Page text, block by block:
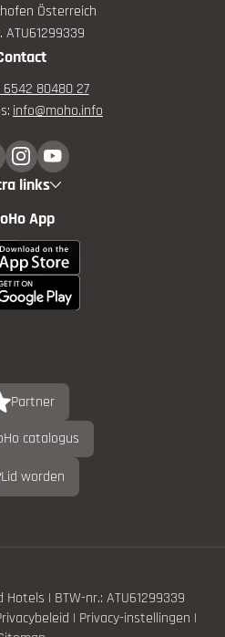
Österreich
ATU61299339
6542 80480 27
info@moho.info
links
App
Partner
catalogus
Lid worden
Hotels | BTW-nr.: ATU61299339
| Privacy-instellingen |